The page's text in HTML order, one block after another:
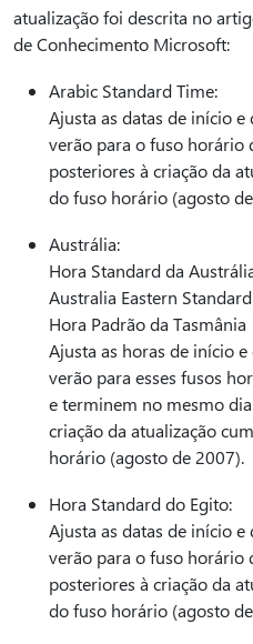
atualização foi descrita no
de Conhecimento Microsoft:
Arabic Standard Time:
Ajusta as datas de início
verão para o fuso horário
posteriores à criação da
do fuso horário (agosto
Austrália:
Hora Standard da
Australia Eastern
Hora Padrão da Tasmânia
Ajusta as horas de início
verão para esses fusos
e terminem no mesmo
criação da atualização
horário (agosto de 2007).
Hora Standard do Egito:
Ajusta as datas de início
verão para o fuso horário
posteriores à criação da
do fuso horário (agosto